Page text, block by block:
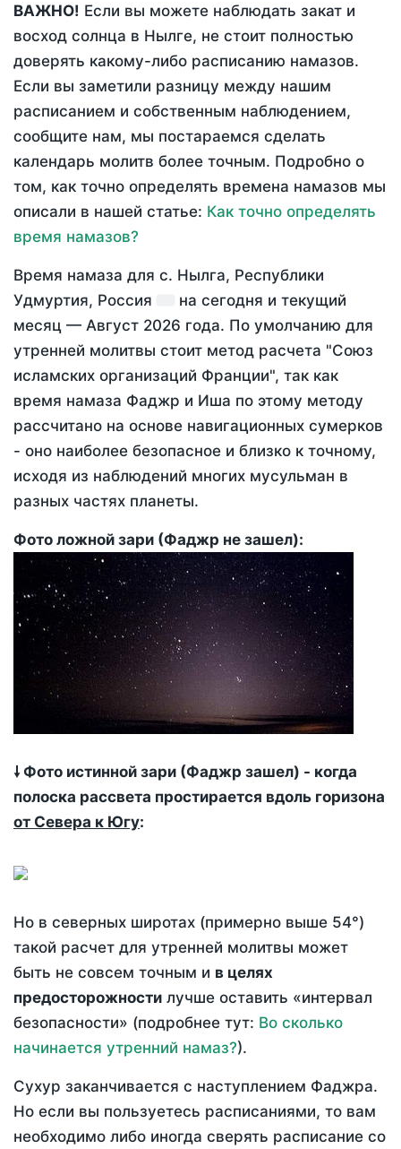
ВАЖНО! Если вы можете наблюдать закат и
восход солнца в Нылге, не стоит полностью
доверять какому-либо расписанию намазов.
Если вы заметили разницу между нашим
расписанием и собственным наблюдением,
сообщите нам, мы постараемся сделать
календарь молитв более точным. Подробно о
том, как точно определять времена намазов мы
описали в нашей статье: Как точно определять
время намазов?
Время намаза для с. Нылга, Республики
Удмуртия, Россия
на сегодня и текущий
месяц — Август 2026 года. По умолчанию для
утренней молитвы стоит метод расчета "Союз
исламских организаций Франции", так как
время намаза Фаджр и Иша по этому методу
рассчитано на основе навигационных сумерков
- оно наиболее безопасное и близко к точному,
исходя из наблюдений многих мусульман в
разных частях планеты.
Фото ложной зари (Фаджр не зашел):
🠗 Фото истинной зари (Фаджр зашел) - когда
полоска рассвета простирается вдоль горизона
от Севера к Югу:
Но в северных широтах (примерно выше 54°)
такой расчет для утренней молитвы может
быть не совсем точным и в целях
предосторожности лучше оставить «интервал
безопасности» (подробнее тут: Во сколько
начинается утренний намаз?).
Сухур заканчивается с наступлением Фаджра.
Но если вы пользуетесь расписаниями, то вам
необходимо либо иногда сверять расписание со